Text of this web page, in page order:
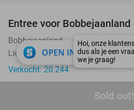
Sold out!
Entree voor Bobbejaanland
Bobbejaanland
Lichtaart
Verkocht: 20.244
OPEN IN APP close